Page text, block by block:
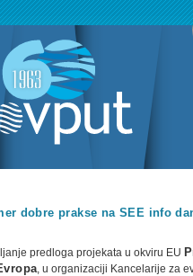
dobre prakse na SEE info
predloga projekata u okviru EU
, u organizaciji Kancelarije za